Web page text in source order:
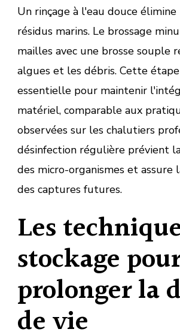
Un rinçage à l'eau douce
résidus marins. Le brossage
mailles avec une brosse souple
algues et les débris. Cette
essentielle pour maintenir
matériel, comparable aux
observées sur les chalutiers
désinfection régulière prévient
des micro-organismes et assure
des captures futures.
Les
stockage
prolonger la
de vie